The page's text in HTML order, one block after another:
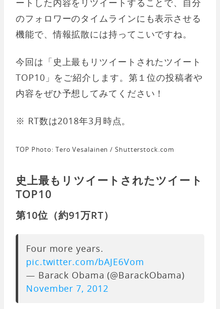
ートした内容をリツイートすることで、自分
のフォロワーのタイムラインにも表示させる
機能で、情報拡散には持ってこいですね。
今回は「史上最もリツイートされたツイート
TOP10」をご紹介します。第１位の投稿者や
内容をぜひ予想してみてください！
※ RT数は2018年3月時点。
TOP Photo: Tero Vesalainen / Shutterstock.com
史上最もリツイートされたツイート
TOP10
第10位（約91万RT）
Four more years.
pic.twitter.com/bAJE6Vom
— Barack Obama (@BarackObama)
November 7, 2012